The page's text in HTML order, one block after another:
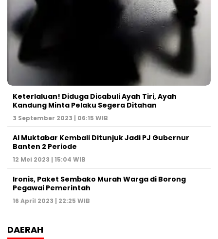
Keterlaluan! Diduga Dicabuli Ayah Tiri, Ayah
Kandung Minta Pelaku Segera Ditahan
3 September 2023 | 06:15 WIB
Al Muktabar Kembali Ditunjuk Jadi PJ Gubernur
Banten 2 Periode
12 Mei 2023 | 15:04 WIB
Ironis, Paket Sembako Murah Warga di Borong
Pegawai Pemerintah
16 April 2023 | 22:25 WIB
DAERAH